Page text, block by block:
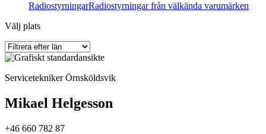
RadiostyrningarRadiostyrningar från välkända varumärken
Välj plats
Servicetekniker Örnsköldsvik
Mikael Helgesson
+46 660 782 87